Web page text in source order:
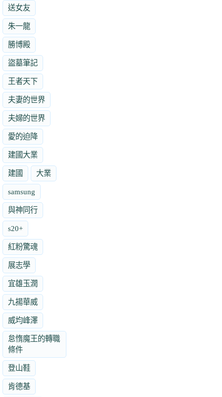
送女友
朱一龍
勝博殿
盜墓筆記
王者天下
夫妻的世界
夫婦的世界
愛的迫降
建國大業
建國 大業
samsung
與神同行
s20+
紅粉驚魂
展志學
宜雄玉潤
九揚華威
威均峰澤
怠惰魔王的轉職
條件
登山鞋
肯德基